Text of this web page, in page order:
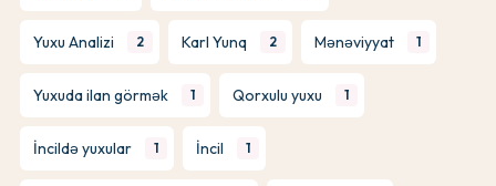
Yuxu Analizi 2 Karl Yunq 2 Mənəviyyat 1
Yuxuda ilan görmək 1 Qorxulu yuxu 1
İncildə yuxular 1 İncil 1